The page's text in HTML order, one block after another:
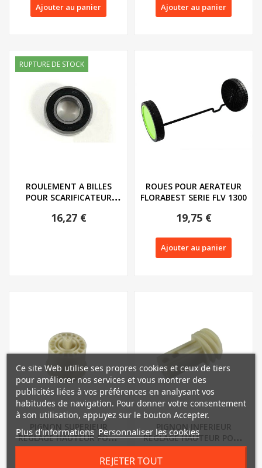
Ajouter au panier Ajouter au panier
RUPTURE DE STOCK
ROULEMENT A BILLES
POUR SCARIFICATEUR
16,27 €
ROUES POUR AERATEUR
FLORABEST SERIE FLV 1300
19,75 €
Ajouter au panier
PIGNON SUPERIEUR
REGLAGE HAUTEUR POUR
SCARIFICATEUR...
PIGNON INFERIEUR
REGLAGE HAUTEUR POUR
SCARIFICATEUR...
Ce site Web utilise ses propres cookies et ceux de tiers
pour améliorer nos services et vous montrer des
publicités liées à vos préférences en analysant vos
habitudes de navigation. Pour donner votre consentement
à son utilisation, appuyez sur le bouton Accepter.
Plus d'informations Personnaliser les cookies
REJETER TOUT